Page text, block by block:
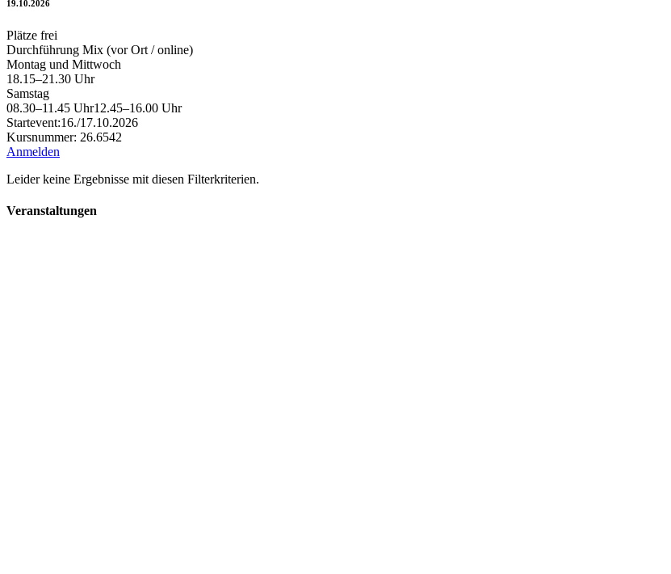
19.10.2026
Plätze frei
Durchführung Mix (vor Ort / online)
Montag und Mittwoch
18.15–21.30 Uhr
Samstag
08.30–11.45 Uhr12.45–16.00 Uhr
Startevent:16./17.10.2026
Kursnummer: 26.6542
Anmelden
Leider keine Ergebnisse mit diesen Filterkriterien.
Veranstaltungen